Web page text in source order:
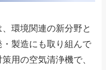
環境関連の新分野と
製造にも取り組んで
用の空気清浄機で、